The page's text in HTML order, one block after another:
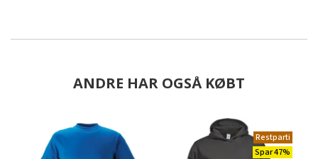
ANDRE HAR OGSÅ KØBT
Restparti
Spar 47%